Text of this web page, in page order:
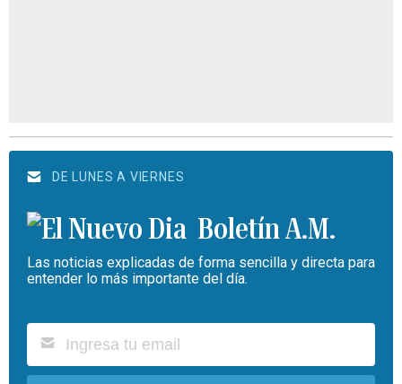
DE LUNES A VIERNES
Boletín A.M.
Las noticias explicadas de forma sencilla y directa para
entender lo más importante del día.